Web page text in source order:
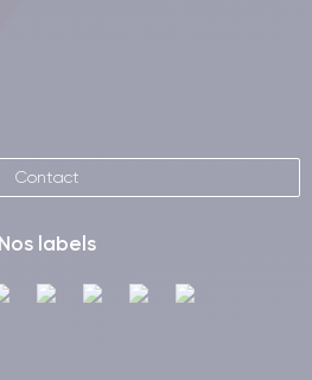
Contact
Nos labels